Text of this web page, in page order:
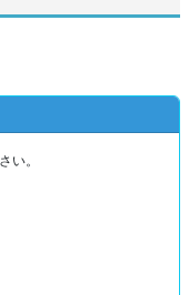
い。